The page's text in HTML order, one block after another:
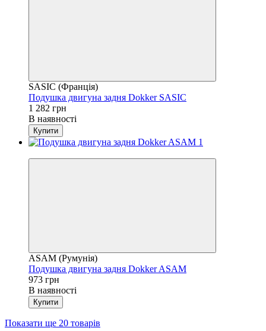
SASIC (Франція)
Подушка двигуна задня Dokker SASIC
1 282 грн
В наявності
Купити
ASAM (Румунія)
Подушка двигуна задня Dokker ASAM
973 грн
В наявності
Купити
Показати ще 20 товарів